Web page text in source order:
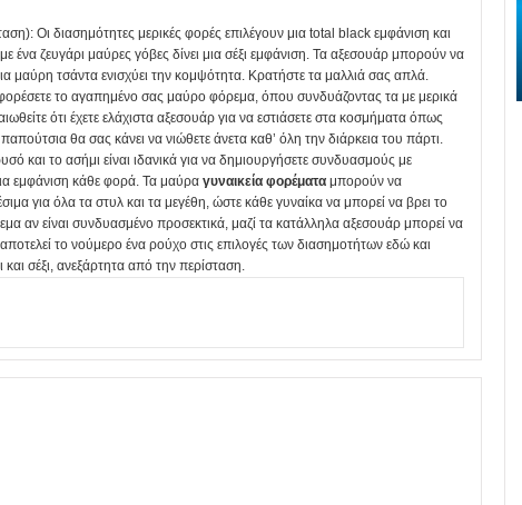
Οι διασημότητες μερικές φορές επιλέγουν μια total black εμφάνιση και
ένα ζευγάρι μαύρες γόβες δίνει μια σέξι εμφάνιση. Τα αξεσουάρ μπορούν να
μαύρη τσάντα ενισχύει την κομψότητα. Κρατήστε τα μαλλιά σας απλά.
φορέσετε το αγαπημένο σας μαύρο φόρεμα, όπου συνδυάζοντας τα με μερικά
ότι έχετε ελάχιστα αξεσουάρ για να εστιάσετε στα κοσμήματα όπως
θα σας κάνει να νιώθετε άνετα καθ’ όλη την διάρκεια του πάρτι.
και το ασήμι είναι ιδανικά για να δημιουργήσετε συνδυασμούς με
εμφάνιση κάθε φορά. Τα μαύρα γυναικεία φορέματα μπορούν να
για όλα τα στυλ και τα μεγέθη, ώστε κάθε γυναίκα να μπορεί να βρει το
αν είναι συνδυασμένο προσεκτικά, μαζί τα κατάλληλα αξεσουάρ μπορεί να
το νούμερο ένα ρούχο στις επιλογές των διασημοτήτων εδώ και
σέξι, ανεξάρτητα από την περίσταση.